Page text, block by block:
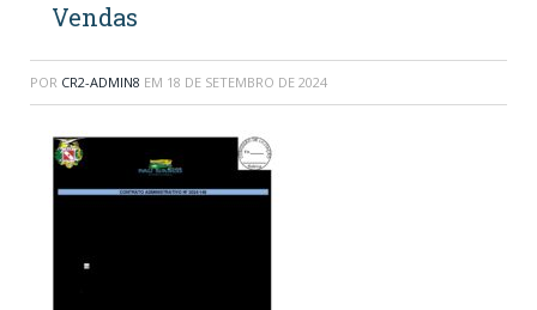
Vendas
POR CR2-ADMIN8 EM 18 DE SETEMBRO DE 2024